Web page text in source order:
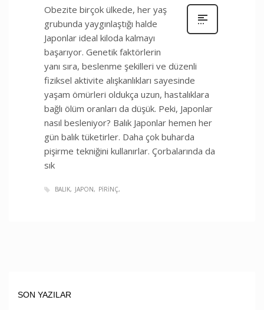
Obezite birçok ülkede, her yaş
grubunda yaygınlaştığı halde
Japonlar ideal kiloda kalmayı
başarıyor. Genetik faktörlerin
yanı sıra, beslenme şekilleri ve düzenli
fiziksel aktivite alışkanlıkları sayesinde
yaşam ömürleri oldukça uzun, hastalıklara
bağlı ölüm oranları da düşük. Peki, Japonlar
nasıl besleniyor? Balık Japonlar hemen her
gün balık tüketirler. Daha çok buharda
pişirme tekniğini kullanırlar. Çorbalarında da
sık
BALIK JAPON PIRINÇ
SON YAZILAR